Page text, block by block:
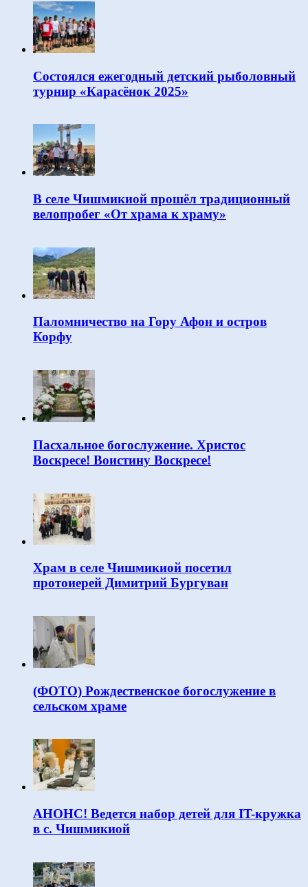
Состоялся ежегодный детский рыболовный
турнир «Карасёнок 2025»
В селе Чишмикиой прошёл традиционный
велопробег «От храма к храму»
Паломничество на Гору Афон и остров
Корфу
Пасхальное богослужение. Христос
Воскресе! Воистину Воскресе!
Храм в селе Чишмикиой посетил
протоиерей Димитрий Бургуван
(ФОТО) Рождественское богослужение в
сельском храме
АНОНС! Ведется набор детей для IT-кружка
в с. Чишмикиой